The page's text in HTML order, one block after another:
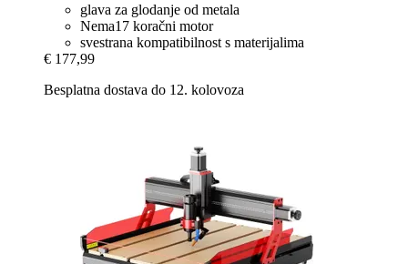
glava za glodanje od metala
Nema17 koračni motor
svestrana kompatibilnost s materijalima
€ 177,99
Besplatna dostava do 12. kolovoza